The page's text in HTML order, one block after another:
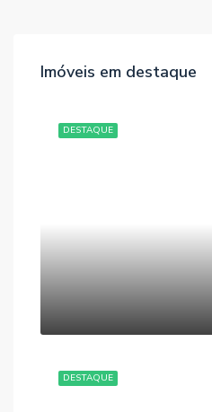
Imóveis em destaque
DESTAQUE
DESTAQUE